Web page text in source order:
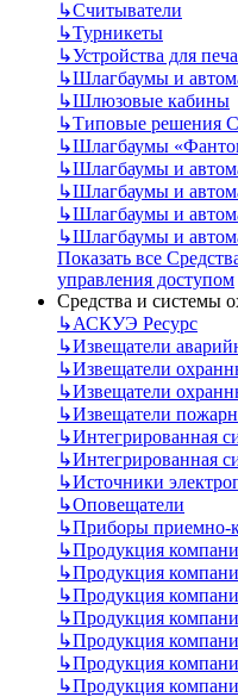
↳Считыватели
↳Турникеты
↳Устройства для
↳Шлагбаумы и
↳Шлюзовые кабины
↳Типовые решения
↳Шлагбаумы
↳Шлагбаумы и
↳Шлагбаумы и
↳Шлагбаумы и
↳Шлагбаумы и
Показать все
управления доступом
Средства и системы
↳АСКУЭ Ресурс
↳Извещатели
↳Извещатели
↳Извещатели
↳Извещатели
↳Интегрированная
↳Интегрированная
↳Источники
↳Оповещатели
↳Приборы приемно-
↳Продукция
↳Продукция
↳Продукция
↳Продукция
↳Продукция
↳Продукция
↳Продукция